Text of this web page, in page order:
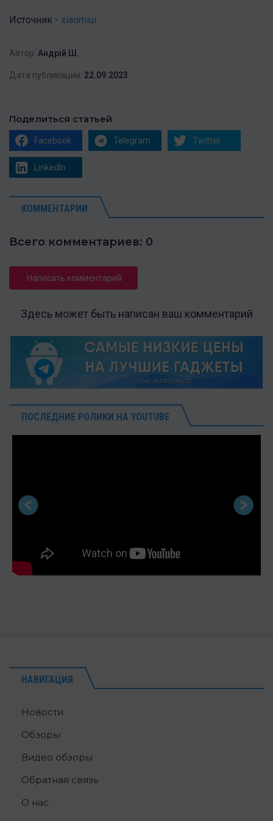
Источник - xiaomiui
Автор: Андрій Ш.
Дата публикации: 22.09.2023
Поделиться статьей
Facebook Telegram Twitter
LinkedIn
КОММЕНТАРИИ
Всего комментариев: 0
Написать комментарий
Здесь может быть написан ваш комментарий
ПОСЛЕДНИЕ РОЛИКИ НА YOUTUBE
НАВИГАЦИЯ
Новости
Обзоры
Видео обзоры
Обратная связь
О нас